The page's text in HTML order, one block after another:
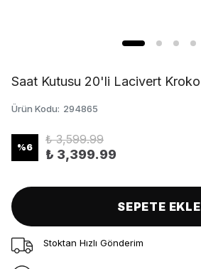
Saat Kutusu 20'li Lacivert Kroko
Ürün Kodu: 294865
%6
₺ 3,599.99
₺ 3,399.99
SEPETE EKLE
Stoktan Hızlı Gönderim